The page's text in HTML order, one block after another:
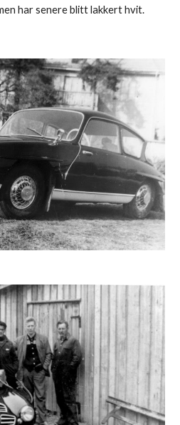
har senere blitt lakkert hvit.